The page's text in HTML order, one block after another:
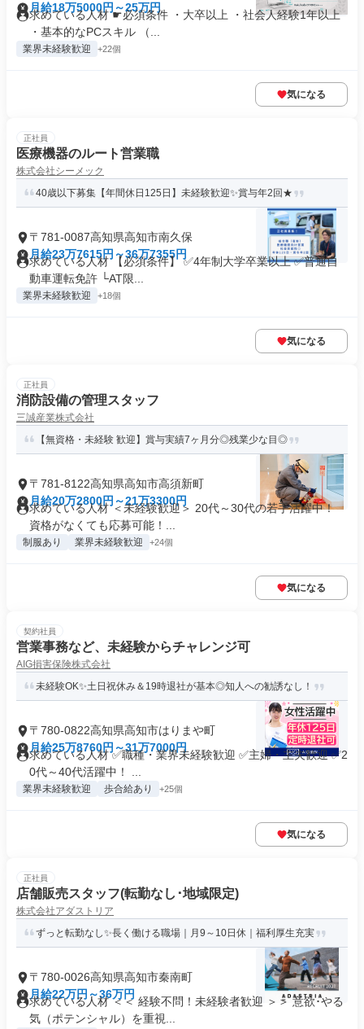
月給18万5000円～25万円
求めている人材 ☛必須条件 ・大卒以上 ・社会人経験1年以上
・基本的なPCスキル （...
業界未経験歓迎 +22個
気になる
正社員
医療機器のルート営業職
株式会社シーメック
40歳以下募集【年間休日125日】未経験歓迎✨賞与年2回★
〒781-0087高知県高知市南久保
月給23万7615円～36万7355円
求めている人材 【必須条件】 ✅4年制大学卒業以上 ✅普通自
動車運転免許 └AT限...
業界未経験歓迎 +18個
気になる
正社員
消防設備の管理スタッフ
三誠産業株式会社
【無資格・未経験 歓迎】賞与実績7ヶ月分◎残業少な目◎
〒781-8122高知県高知市高須新町
月給20万2800円～21万3300円
求めている人材 ＜未経験歓迎＞ 20代～30代の若手活躍中！
資格がなくても応募可能！...
制服あり 業界未経験歓迎 +24個
気になる
契約社員
営業事務など、未経験からチャレンジ可
AIG損害保険株式会社
未経験OK✨土日祝休み＆19時退社が基本◎知人への勧誘なし！
〒780-0822高知県高知市はりまや町
月給25万8760円～31万7000円
求めている人材 ✅職種・業界未経験歓迎 ✅主婦・主夫歓迎 ✅2
0代～40代活躍中！ ...
業界未経験歓迎 歩合給あり +25個
気になる
正社員
店舗販売スタッフ(転勤なし･地域限定)
株式会社アダストリア
ずっと転勤なし✨長く働ける職場｜月9～10日休｜福利厚生充実
〒780-0026高知県高知市秦南町
月給22万円～36万円
求めている人材 ＜＜ 経験不問！未経験者歓迎 ＞＞ 意欲･やる
気（ポテンシャル）を重視...